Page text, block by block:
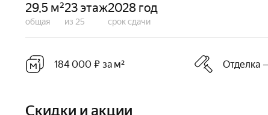
29,5 м²
общая
23 этаж
из 25
2028 год
срок сдачи
184 000 ₽ за м² Отделка
Скидки и акции